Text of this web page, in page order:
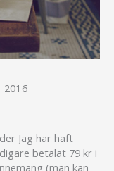
2016
Jag har haft
betalat 79 kr i
(man kan